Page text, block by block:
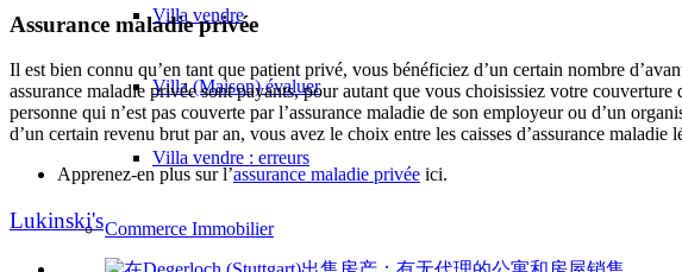
Villa vendre
Villa (Maison) évaluer
Villa vendre : erreurs
Commerce Immobilier
Assurance maladie privée
Il est bien connu qu’en tant que patient privé, vous bénéficiez d’un certain nombre
assurance maladie privée sont payants, pour autant que vous choisissiez votre
personne qui n’est pas couverte par l’assurance maladie de son employeur ou d’un
d’un certain revenu brut par an, vous avez le choix entre les caisses d’assurance maladie
Apprenez-en plus sur l’assurance maladie privée ici.
Lukinski's